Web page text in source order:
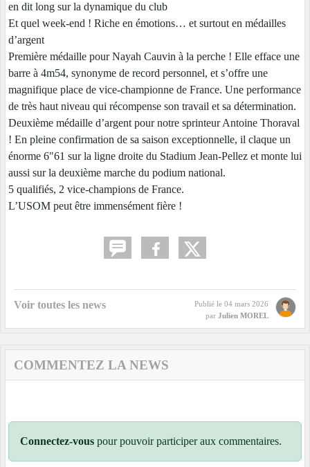
en dit long sur la dynamique du club
Et quel week-end ! Riche en émotions… et surtout en médailles
d’argent
Première médaille pour Nayah Cauvin à la perche ! Elle efface une
barre à 4m54, synonyme de record personnel, et s’offre une
magnifique place de vice-championne de France. Une performance
de très haut niveau qui récompense son travail et sa détermination.
Deuxième médaille d’argent pour notre sprinteur Antoine Thoraval
! En pleine confirmation de sa saison exceptionnelle, il claque un
énorme 6"61 sur la ligne droite du Stadium Jean-Pellez et monte lui
aussi sur la deuxième marche du podium national.
5 qualifiés, 2 vice-champions de France.
L’USOM peut être immensément fière !
Voir toutes les news Publié le 04 mars 2026
par Julien MOREL
COMMENTEZ LA NEWS
Connectez-vous pour pouvoir participer aux commentaires.